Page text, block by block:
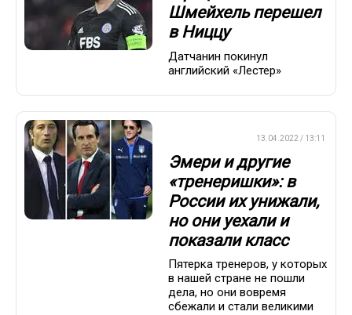
Шмейхель перешел
в Ниццу
Датчанин покинул
английский «Лестер»
13.04.2022 / 13:11
Эмери и другие
«тренеришки»: в
России их унижали,
но они уехали и
показали класс
Пятерка тренеров, у которых
в нашей стране не пошли
дела, но они вовремя
сбежали и стали великими